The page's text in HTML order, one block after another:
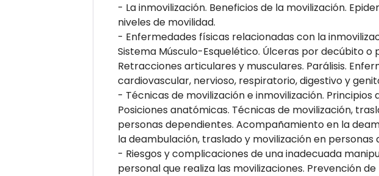
- La inmovilización. Beneficios de la movilización.
niveles de movilidad.
- Enfermedades físicas relacionadas con la
Sistema Músculo-Esquelético. Úlceras por decúbito
Retracciones articulares y musculares. Parálisis.
cardiovascular, nervioso, respiratorio, digestivo y
- Técnicas de movilización e inmovilización.
Posiciones anatómicas. Técnicas de movilización,
personas dependientes. Acompañamiento en la
la deambulación, traslado y movilización en personas
- Riesgos y complicaciones de una inadecuada
personal que realiza las movilizaciones. Prevención